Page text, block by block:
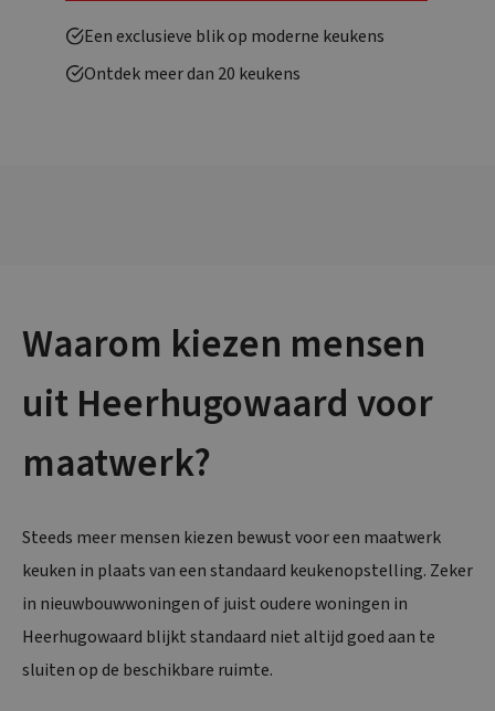
Een exclusieve blik op moderne keukens
Ontdek meer dan 20 keukens
Waarom kiezen mensen
uit Heerhugowaard voor
maatwerk?
Steeds meer mensen kiezen bewust voor een maatwerk
keuken in plaats van een standaard keukenopstelling. Zeker
in nieuwbouwwoningen of juist oudere woningen in
Heerhugowaard blijkt standaard niet altijd goed aan te
sluiten op de beschikbare ruimte.